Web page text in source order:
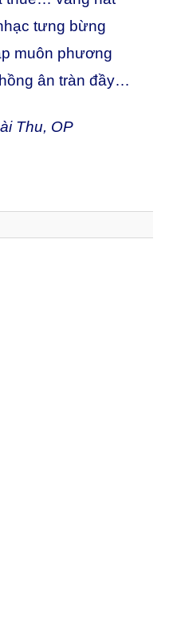
tưng bừng
muôn phương
ân tràn đầy…
Thu, OP